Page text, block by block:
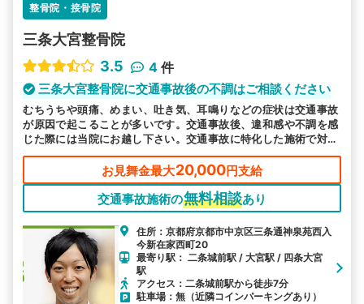
整骨院・接骨院
三条大宮整骨院
3.5
4 件
三条大宮整骨院に交通事故後の不調はご相談ください
むちうちや頭痛、めまい、吐き気、耳鳴りなどの症状は交通事故
が原因で起こることが多いです。交通事故後、違和感や不調を感
じた際には当院にお越し下さい。交通事故に特化した施術で対応
します。
お見舞金最大20,000円支給
交通事故施術の無料相談あり
住所：京都府京都市中京区三条通神泉苑西入
今新在家西町20
最寄り駅： 二条城前駅 / 大宮駅 / 四条大宮
駅
アクセス：二条城前駅から徒歩7分
駐車場：無（近隣コインパーキングあり）